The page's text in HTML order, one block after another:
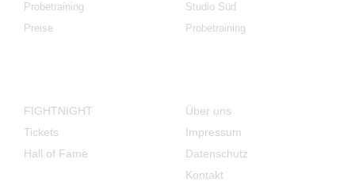
Probetraining
Preise
Studio Süd
Probetraining
FIGHTNIGHT
Tickets
Hall of Fame
Über uns
Impressum
Datenschutz
Kontakt